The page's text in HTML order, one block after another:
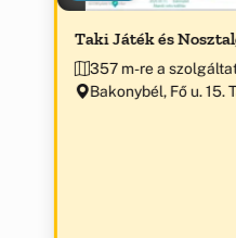
Taki Játék és
357 m-re a
Bakonybél, Fő u. 15.